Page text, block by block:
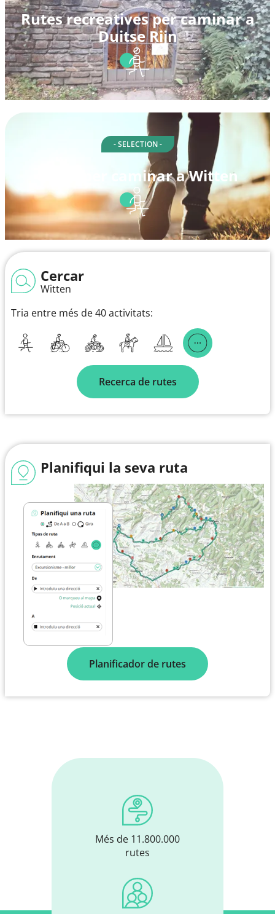
Rutes recreatives per caminar a
Duitse Rijn
- SELECTION -
Rutes per caminar a Witten
Cercar
Witten
Tria entre més de 40 activitats:
Recerca de rutes
Planifiqui la seva ruta
Planificador de rutes
Més de 11.800.000
rutes